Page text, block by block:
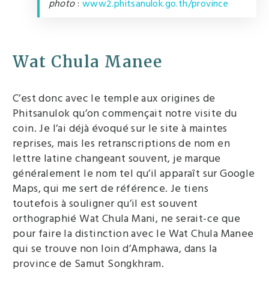
photo: www2.phitsanulok.go.th/province
Wat Chula Manee
C’est donc avec le temple aux origines de
Phitsanulok qu’on commençait notre visite du
coin. Je l’ai déjà évoqué sur le site à maintes
reprises, mais les retranscriptions de nom en
lettre latine changeant souvent, je marque
généralement le nom tel qu’il apparaît sur Google
Maps, qui me sert de référence. Je tiens
toutefois à souligner qu’il est souvent
orthographié Wat Chula Mani, ne serait-ce que
pour faire la distinction avec le Wat Chula Manee
qui se trouve non loin d’Amphawa, dans la
province de Samut Songkhram.